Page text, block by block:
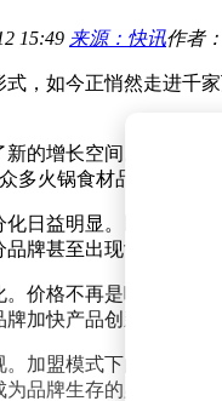
设，股价早盘涨停引关
15:49 来源：快讯作者
，如今正悄然走进千
的增长空间。作为速
多火锅食材品牌调整
日益明显。以锅圈为
牌甚至出现亏损。这
价格不再是唯一决定
加快产品创新、拓展
加盟模式下的品控难
品牌生存的必修课。